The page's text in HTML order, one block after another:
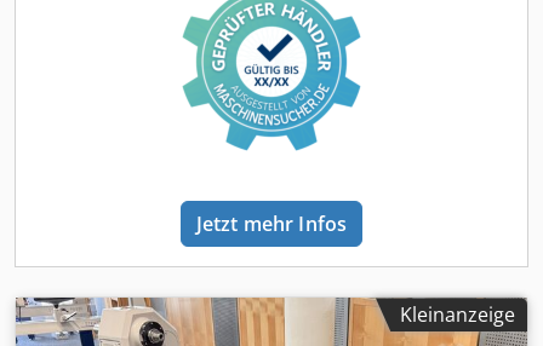
Jetzt mehr Infos
Kleinanzeige